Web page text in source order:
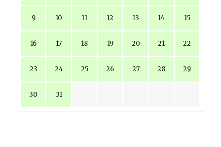
9 10 11 12 13 14 15
16 17 18 19 20 21 22
23 24 25 26 27 28 29
30 31